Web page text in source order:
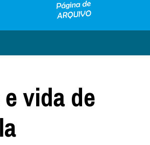
vida de